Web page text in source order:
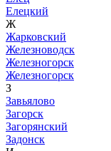
Елецкий
Ж
Жарковский
Железноводск
Железногорск
Железногорск
З
Завьялово
Загорск
Загорянский
Задонск